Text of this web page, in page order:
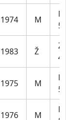
1974 M
1983 Ž
1975 M
1976 M